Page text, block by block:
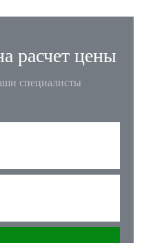
расчет цены
специалисты